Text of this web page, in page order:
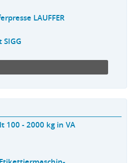
LAUFFER
100 - 2000 kg in VA